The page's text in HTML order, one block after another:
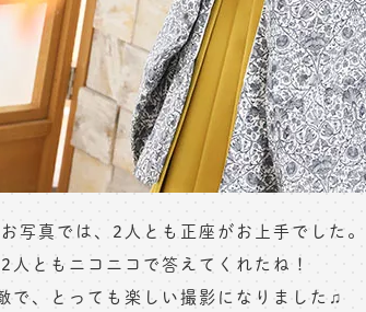
写真では、2人とも正座がお上手でした。
人ともニコニコで答えてくれたね！
で、とっても楽しい撮影になりました♫